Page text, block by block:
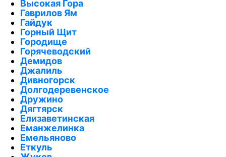
Высокая Гора
Гаврилов Ям
Гайдук
Горный Щит
Городище
Горячеводский
Демидов
Джалиль
Дивногорск
Долгодеревенское
Дружино
Дягтярск
Елизаветинская
Еманжелинка
Емельяново
Еткуль